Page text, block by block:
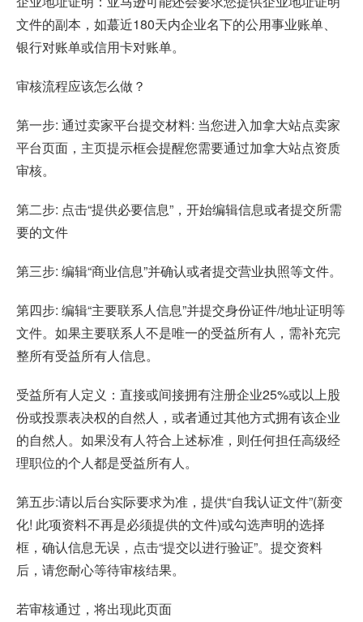
⽂件的副本，如蕞近180天内企业名下的公⽤事业账单、
银⾏对账单或信⽤卡对账单。
审核流程应该怎么做？
第一步: 通过卖家平台提交材料: 当您进入加拿大站点卖家
平台页面，主页提示框会提醒您需要通过加拿大站点资质
审核。
第二步: 点击“提供必要信息”，开始编辑信息或者提交所需
要的文件
第三步: 编辑“商业信息”并确认或者提交营业执照等文件。
第四步: 编辑“主要联系人信息”并提交身份证件/地址证明等
文件。如果主要联系人不是唯一的受益所有人，需补充完
整所有受益所有人信息。
受益所有人定义：直接或间接拥有注册企业25%或以上股
份或投票表决权的自然人，或者通过其他方式拥有该企业
的自然人。如果没有人符合上述标准，则任何担任高级经
理职位的个人都是受益所有人。
第五步:请以后台实际要求为准，提供“自我认证文件”(新变
化! 此项资料不再是必须提供的文件)或勾选声明的选择
框，确认信息无误，点击“提交以进行验证”。提交资料
后，请您耐心等待审核结果。
若审核通过，将出现此页面